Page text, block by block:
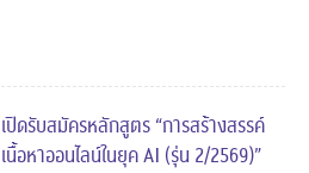
เปิดรับสมัครหลักสูตร “การสร้างสรรค์
เนื้อหาออนไลน์ในยุค AI (รุ่น 2/2569)”